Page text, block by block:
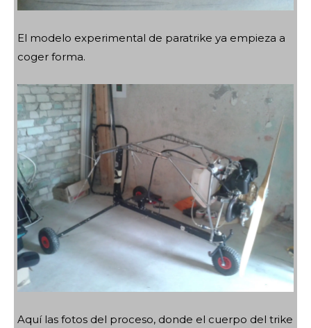
El modelo experimental de paratrike ya empieza a
coger forma.
Aquí las fotos del proceso, donde el cuerpo del trike